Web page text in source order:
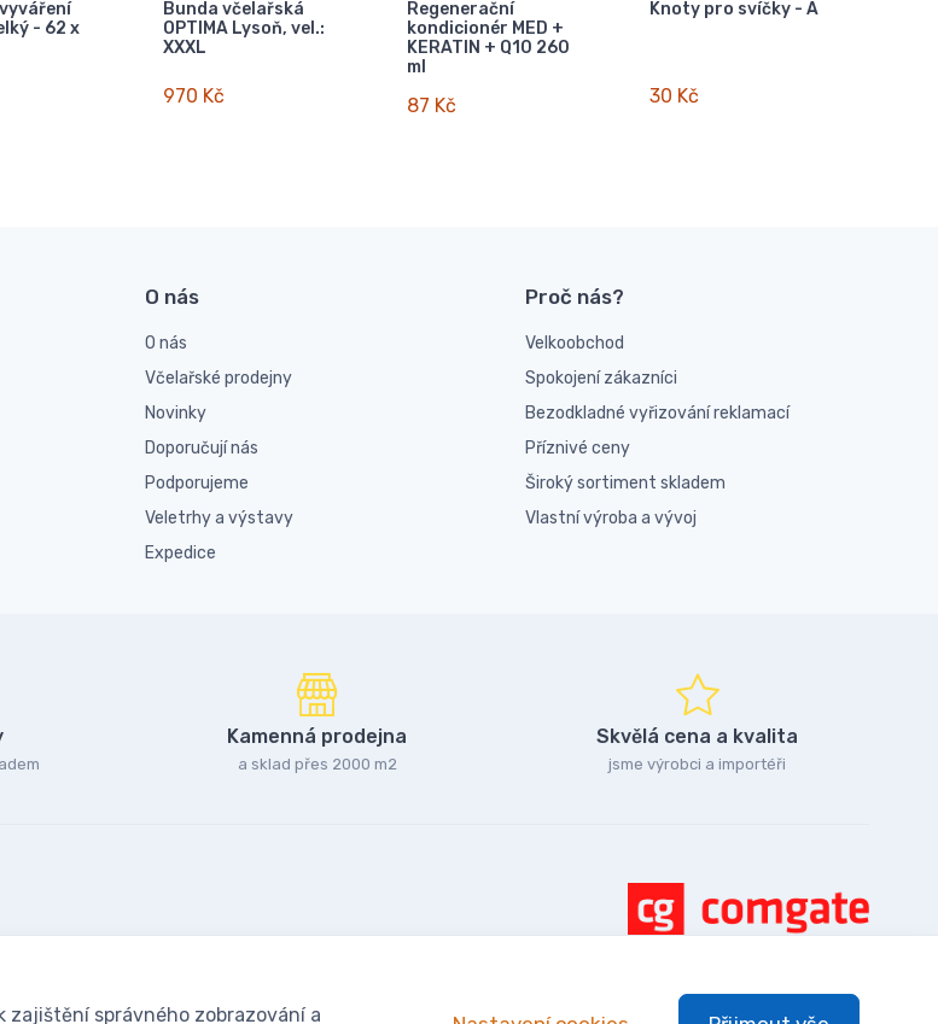
- 62 x
Bunda včelařská
OPTIMA Lysoň, vel.:
XXXL
970 Kč
Regenerační
kondicionér MED +
KERATIN + Q10 260
ml
87 Kč
Knoty pro svíčky - A
30 Kč
O nás
O nás
Včelařské prodejny
Novinky
Doporučují nás
Podporujeme
Veletrhy a výstavy
Expedice
Proč nás?
Velkoobchod
Spokojení zákazníci
Bezodkladné vyřizování reklamací
Příznivé ceny
Široký sortiment skladem
Vlastní výroba a vývoj
Kamenná prodejna
a sklad přes 2000 m2
Skvělá cena a kvalita
jsme výrobci a importéři
zajištění správného zobrazování a